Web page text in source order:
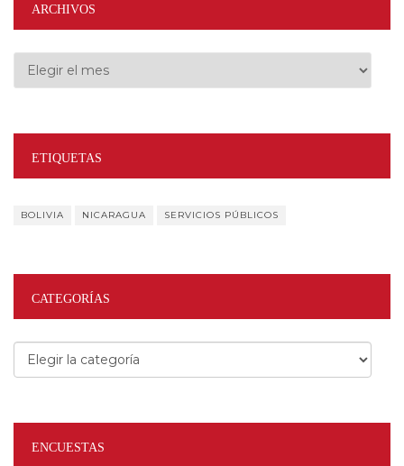
ARCHIVOS
Archivos
ETIQUETAS
BOLIVIA NICARAGUA SERVICIOS PÚBLICOS
CATEGORÍAS
Categorías
ENCUESTAS